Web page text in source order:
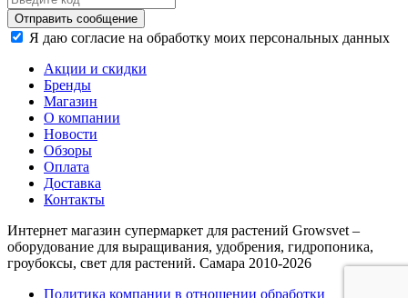
Отправить сообщение
Я даю согласие на обработку моих персональных данных
Акции и скидки
Бренды
Магазин
О компании
Новости
Обзоры
Оплата
Доставка
Контакты
Интернет магазин супермаркет для растений Growsvet –
оборудование для выращивания, удобрения, гидропоника,
гроубоксы, свет для растений. Самара 2010-2026
Политика компании в отношении обработки